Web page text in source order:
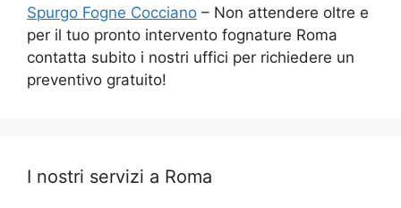
Spurgo Fogne Cocciano – Non attendere oltre e
per il tuo pronto intervento fognature Roma
contatta subito i nostri uffici per richiedere un
preventivo gratuito!
I nostri servizi a Roma